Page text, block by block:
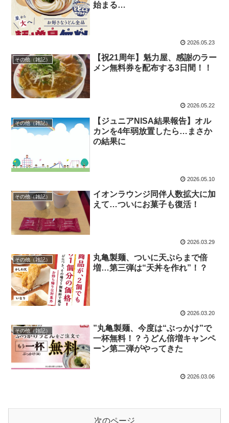
始まる…
2026.05.23
その他（雑記）
【祝21周年】魁力屋、感謝のラー
メン無料券を配布する3日間！！
2026.05.22
その他（雑記）
【ジュニアNISA結果報告】オル
カンを4年弱放置したら…まさか
の結果に
2026.05.10
その他（雑記）
イオンラウンジ同伴人数拡大に加
えて…ついにお菓子も復活！
2026.03.29
その他（雑記）
丸亀製麺、ついに天ぷらまで倍
増…第三弾は“天丼を作れ”！？
2026.03.20
その他（雑記）
”丸亀製麺、今度は“ぶっかけ”で
一杯無料！？うどん倍増キャンペ
ーン第二弾がやってきた
2026.03.06
次のページ